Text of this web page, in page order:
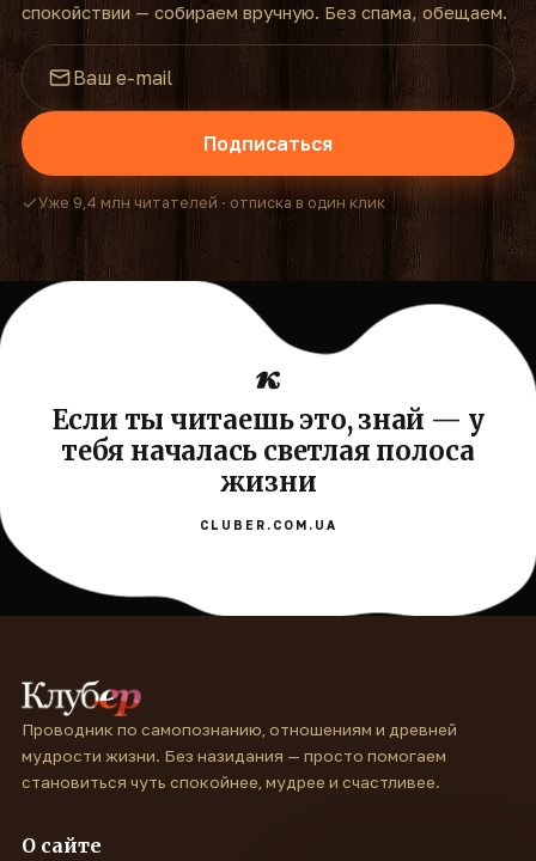
спокойствии — собираем вручную. Без спама, обещаем.
Подписаться
Уже 9,4 млн читателей · отписка в один клик
Если ты читаешь это, знай — у
тебя началась светлая полоса
жизни
CLUBER.COM.UA
Проводник по самопознанию, отношениям и древней
мудрости жизни. Без назидания — просто помогаем
становиться чуть спокойнее, мудрее и счастливее.
О сайте